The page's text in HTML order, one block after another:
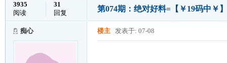
3935
阅读
31
回复
第074期：绝对好料=【￥19码中￥
痴心 楼主 发表于: 07-08